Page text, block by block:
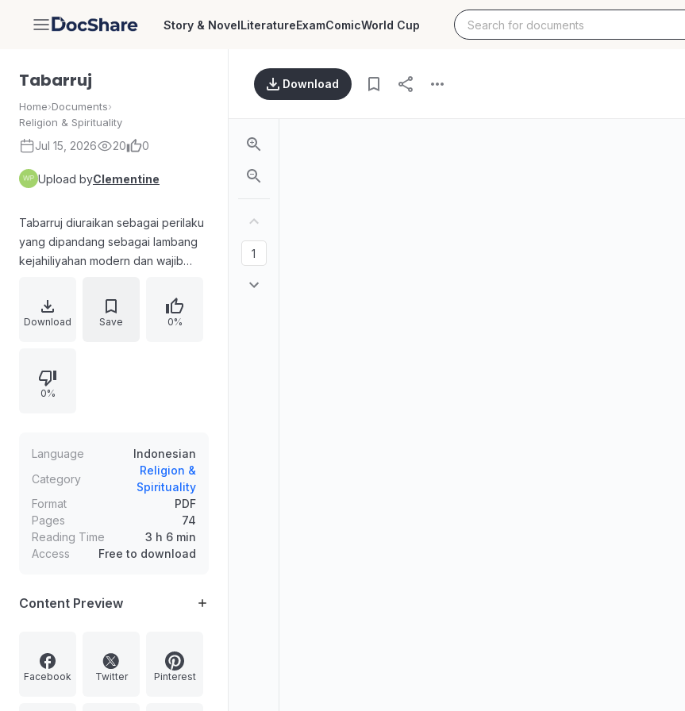
DocShare Story & NovelLiteratureExamComicWorld Cup
Tabarruj
Home›Documents›
Religion & Spirituality
Jul 15, 2026 20 0
Upload byClementine
Tabarruj diuraikan sebagai perilaku
yang dipandang sebagai lambang
kejahiliyahan modern dan wajib
menyoroti bagaimana kontes ratu-
ratuan, penampilan di muka umum,
potensi wanita demi keuntungan
sepihak—terutama oleh industri
tabarruj yang berpotensi menyeret
pada kerusakan dan mengganggu
kehormatan.
Download Save 0%
0%
Language
Indonesian
Category
Religion &
Spirituality
Format
PDF
Pages
74
Reading Time
3 h 6 min
Access
Free to download
Content Preview
Facebook Twitter Pinterest
Download